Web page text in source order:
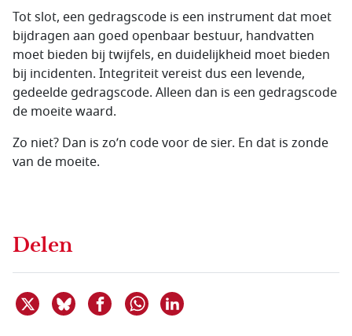
Tot slot, een gedragscode is een instrument dat moet
bijdragen aan goed openbaar bestuur, handvatten
moet bieden bij twijfels, en duidelijkheid moet bieden
bij incidenten. Integriteit vereist dus een levende,
gedeelde gedragscode. Alleen dan is een gedragscode
de moeite waard.
Zo niet? Dan is zo’n code voor de sier. En dat is zonde
van de moeite.
Delen
Deel dit item op X
Deel dit item op Bluesky
Deel dit item op Facebook
Delen via WhatsApp